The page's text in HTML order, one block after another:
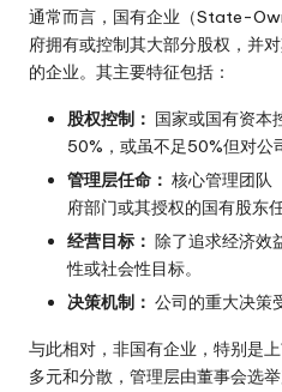
通常而言，国有企业（State-
府拥有或控制其大部分股权，并
的企业。其主要特征包括：
股权控制： 国家或国有资本
50%，或虽不足50%但对公
管理层任命： 核心管理团队
府部门或其授权的国有股东任
经营目标： 除了追求经济效
性或社会性目标。
决策机制： 公司的重大决策
与此相对，非国有企业，特别是
多元和分散，管理层由董事会选